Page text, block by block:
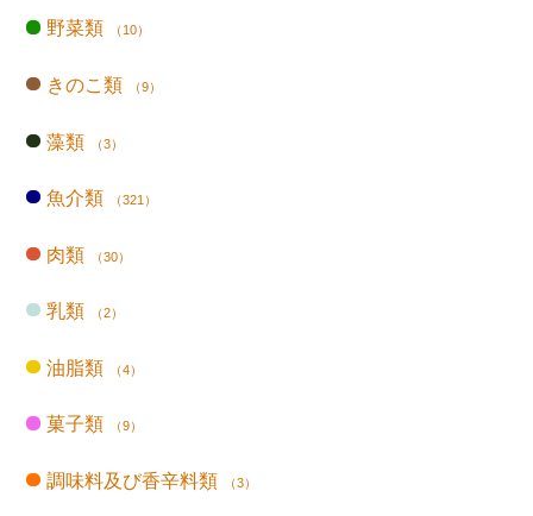
野菜類 （10）
きのこ類 （9）
藻類 （3）
魚介類 （321）
肉類 （30）
乳類 （2）
油脂類 （4）
菓子類 （9）
調味料及び香辛料類 （3）